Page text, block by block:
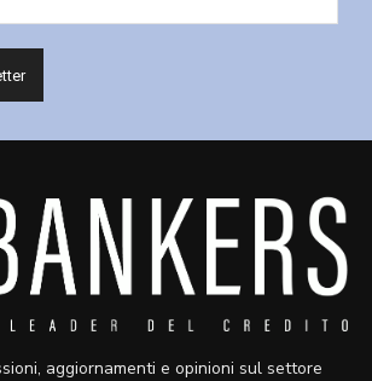
aggiornamenti e opinioni sul settore